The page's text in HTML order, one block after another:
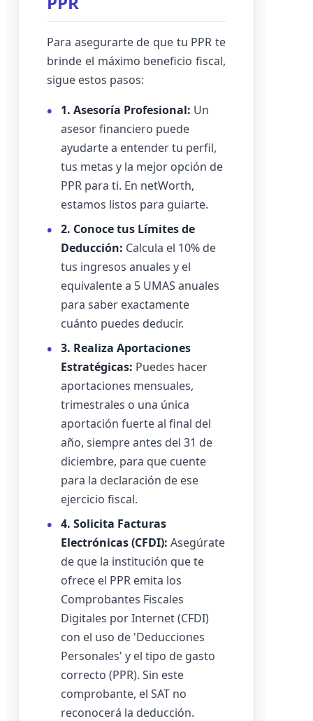
Para asegurarte de que tu PPR te
brinde el máximo beneficio fiscal,
sigue estos pasos:
1. Asesoría Profesional: Un
asesor financiero puede
ayudarte a entender tu perfil,
tus metas y la mejor opción de
PPR para ti. En netWorth,
estamos listos para guiarte.
2. Conoce tus Límites de
Deducción: Calcula el 10% de
tus ingresos anuales y el
equivalente a 5 UMAS anuales
para saber exactamente
cuánto puedes deducir.
3. Realiza Aportaciones
Estratégicas: Puedes hacer
aportaciones mensuales,
trimestrales o una única
aportación fuerte al final del
año, siempre antes del 31 de
diciembre, para que cuente
para la declaración de ese
ejercicio fiscal.
4. Solicita Facturas
Electrónicas (CFDI): Asegúrate
de que la institución que te
ofrece el PPR emita los
Comprobantes Fiscales
Digitales por Internet (CFDI)
con el uso de 'Deducciones
Personales' y el tipo de gasto
correcto (PPR). Sin este
comprobante, el SAT no
reconocerá la deducción.